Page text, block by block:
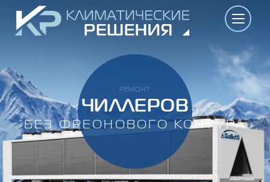
РЕМОНТ
ЧИЛЛЕРОВ
БЕЗ ФРЕОНОВОГО КОНТУРА